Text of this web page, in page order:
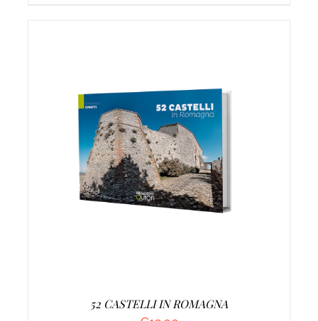
AGGIUNGI AL CARRELLO / DETTAGLI
52 CASTELLI IN ROMAGNA